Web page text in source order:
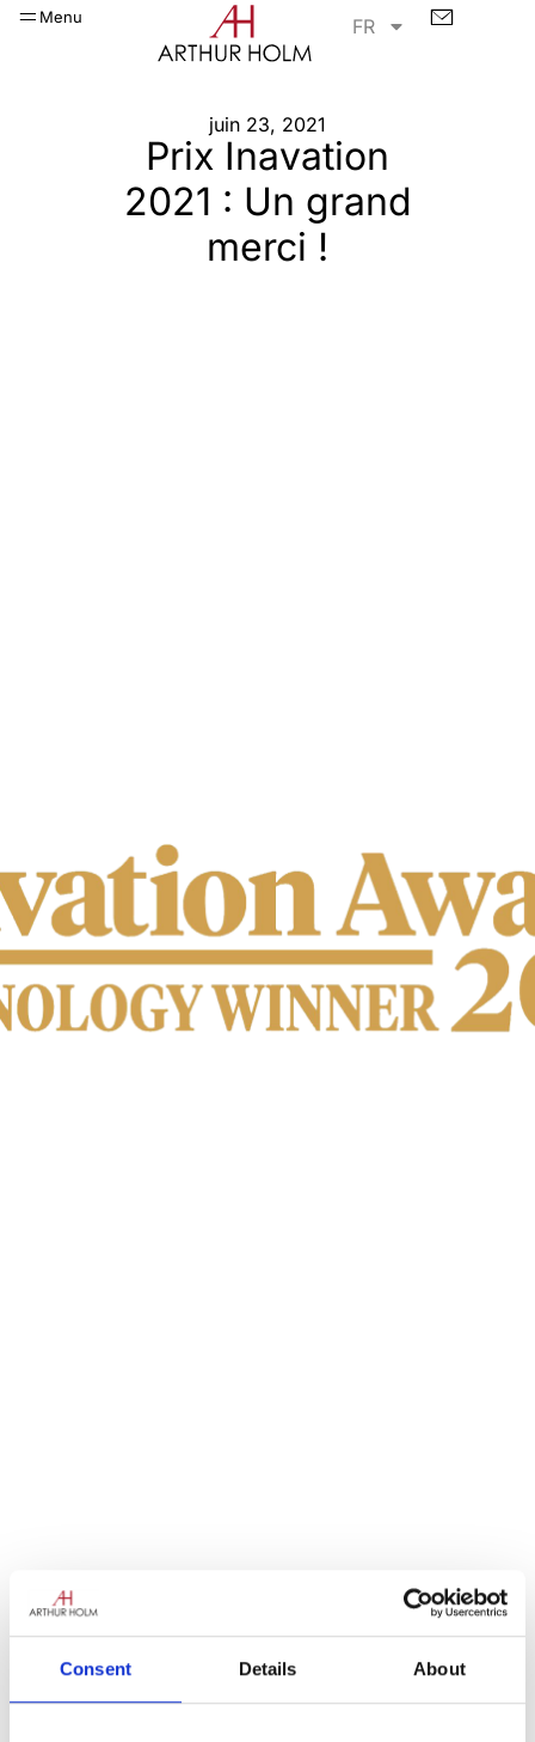
Consent Details About
Menu FR
juin 23, 2021
Prix Inavation
2021 : Un grand
merci !
Les prix Inavation 2021 ont été diffusés hier
en ligne, et nous sommes ravis d’annoncer